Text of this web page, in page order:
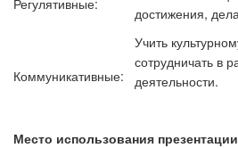
Регулятивные:
достижения,
Коммуникативные:
Учить
сотрудничать в
деятельности.
Место использования